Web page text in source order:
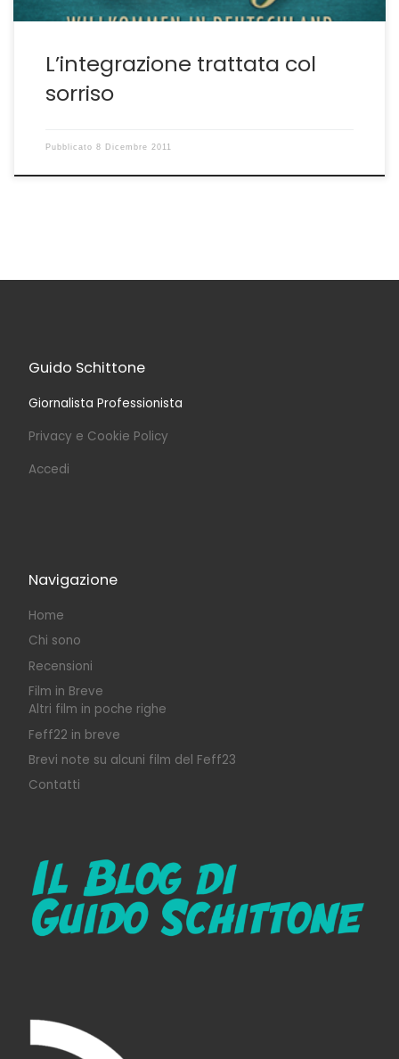
L’integrazione trattata col
sorriso
Pubblicato 8 Dicembre 2011
Guido Schittone
Giornalista Professionista
Privacy e Cookie Policy
Accedi
Navigazione
Home
Chi sono
Recensioni
Film in Breve
Altri film in poche righe
Feff22 in breve
Brevi note su alcuni film del Feff23
Contatti